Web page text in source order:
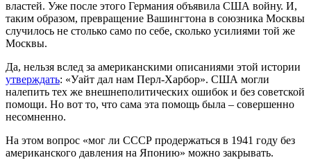
властей. Уже после этого Германия объявила США войну. И,
таким образом, превращение Вашингтона в союзника Москвы
случилось не столько само по себе, сколько усилиями той же
Москвы.
Да, нельзя вслед за американскими описаниями этой истории
утверждать: «Уайт дал нам Перл-Харбор». США могли
налепить тех же внешнеполитических ошибок и без советской
помощи. Но вот то, что сама эта помощь была – совершенно
несомненно.
На этом вопрос «мог ли СССР продержаться в 1941 году без
американского давления на Японию» можно закрывать.